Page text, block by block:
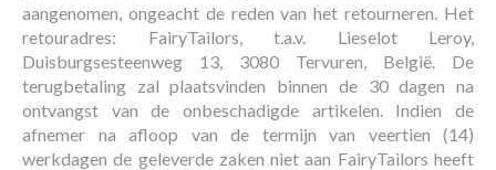
aangenomen, ongeacht de reden van het retourneren. Het
retouradres: FairyTailors, t.a.v. Lieselot Leroy,
Duisburgsesteenweg 13, 3080 Tervuren, België. De
terugbetaling zal plaatsvinden binnen de 30 dagen na
ontvangst van de onbeschadigde artikelen. Indien de
afnemer na afloop van de termijn van veertien (14)
werkdagen de geleverde zaken niet aan FairyTailors heeft